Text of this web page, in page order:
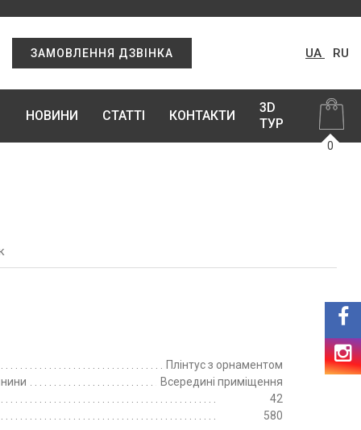
ЗАМОВЛЕННЯ ДЗВІНКА UA RU
НОВИНИ СТАТТІ КОНТАКТИ
3D
ТУР
0
Плінтус з орнаментом
Всередині приміщення
42
580